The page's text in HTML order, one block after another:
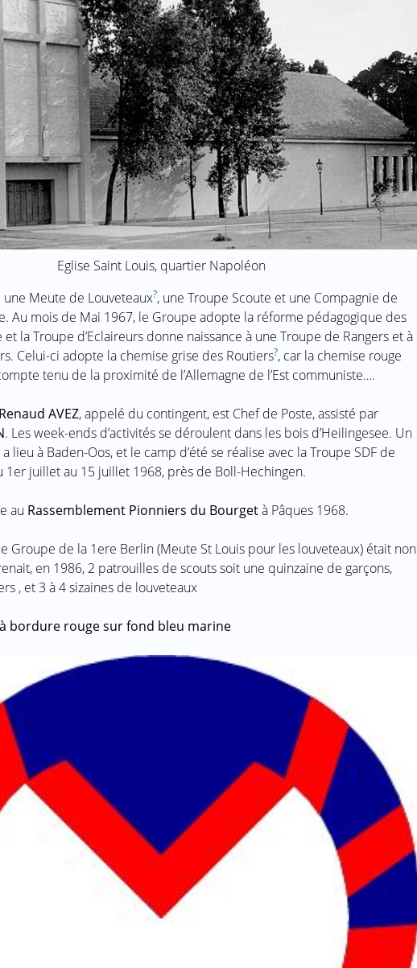
Eglise Saint Louis, quartier Napoléon
une Meute de Louveteaux?, une Troupe Scoute et une Compagnie de
Au mois de Mai 1967, le Groupe adopte la réforme pédagogique des
et la Troupe d’Eclaireurs donne naissance à une Troupe de Rangers et à
Celui-ci adopte la chemise grise des Routiers?, car la chemise rouge
tenu de la proximité de l’Allemagne de l’Est communiste….
Renaud AVEZ, appelé du contingent, est Chef de Poste, assisté par
. Les week-ends d’activités se déroulent dans les bois d’Heilingesee. Un
lieu à Baden-Oos, et le camp d’été se réalise avec la Troupe SDF de
1er juillet au 15 juillet 1968, près de Boll-Hechingen.
au Rassemblement Pionniers du Bourgetà Pâques 1968.
Groupe de la 1ere Berlin (Meute St Louis pour les louveteaux) était non
en 1986, 2 patrouilles de scouts soit une quinzaine de garçons,
, et 3 à 4 sizaines de louveteaux
bordure rouge sur fond bleu marine